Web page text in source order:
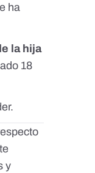
ha
la hija
18
y